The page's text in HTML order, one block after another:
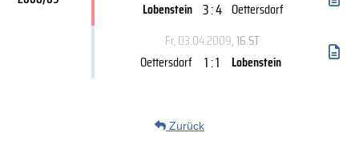
Lobenstein 3 : 4 Oettersdorf
Fr, 03.04.2009, 16.ST
Oettersdorf 1 : 1 Lobenstein
Zurück